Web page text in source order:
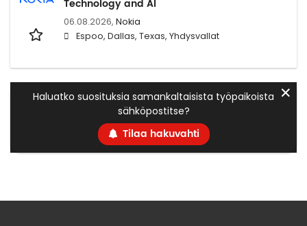
Technology and AI
06.08.2026, Nokia
Espoo, Dallas, Texas, Yhdysvallat
Haluatko suosituksia samankaltaisista työpaikoista
sähköpostitse?
Tilaa hakuvahti
✕